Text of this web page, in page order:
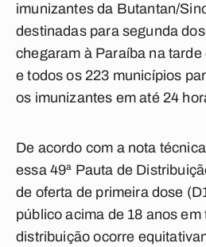
imunizantes da Butantan/
destinadas para segunda
chegaram à Paraíba na
e todos os 223 municípios
os imunizantes em até 24
De acordo com a nota
essa 49ª Pauta de
de oferta de primeira dose
público acima de 18 anos
distribuição ocorre